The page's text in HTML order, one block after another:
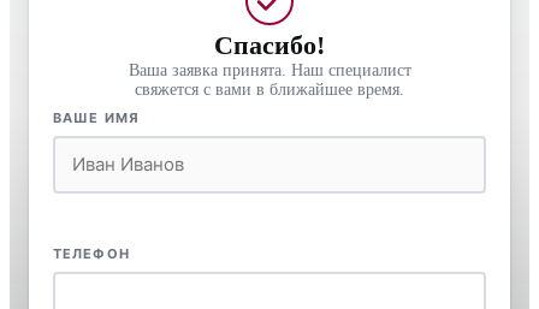
Спасибо!
Ваша заявка принята. Наш специалист
свяжется с вами в ближайшее время.
ВАШЕ ИМЯ
ТЕЛЕФОН